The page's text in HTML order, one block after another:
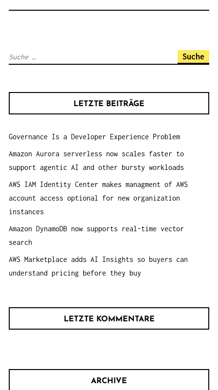
G
O
S
a
c
h
LETZTE BEITRÄGE
Governance Is a Developer Experience Problem
Amazon Aurora serverless now scales faster to
support agentic AI and other bursty workloads
AWS IAM Identity Center makes managment of AWS
account access optional for new organization
instances
Amazon DynamoDB now supports real-time vector
search
AWS Marketplace adds AI Insights so buyers can
understand pricing before they buy
LETZTE KOMMENTARE
ARCHIVE